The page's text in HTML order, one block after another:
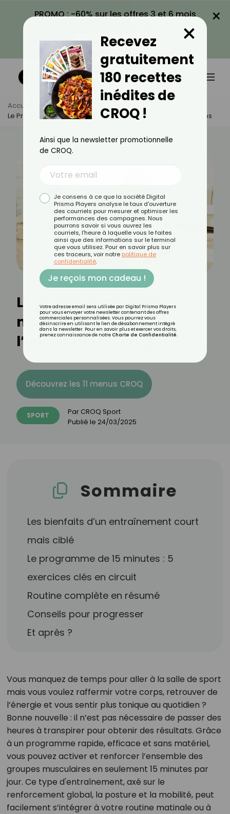
PROMO : -60% sur les offres 3 et 6 mois
VOIR LA PROMO
×
Accueil Actus
Sport
Le Programme De 15 Minutes Qui Tonifie L’ensemble Du Corps
Le programme de 15
minutes qui tonifie
l’ensemble du corps
Découvrez les 11 menus CROQ
SPORT Par CROQ Sport
Publié le 24/03/2025
Sommaire
Les bienfaits d’un entraînement court
mais ciblé
Le programme de 15 minutes : 5
exercices clés en circuit
Routine complète en résumé
Conseils pour progresser
Et après ?
Vous manquez de temps pour aller à la salle de sport
mais vous voulez raffermir votre corps, retrouver de
l’énergie et vous sentir plus tonique au quotidien ?
Bonne nouvelle : il n’est pas nécessaire de passer des
heures à transpirer pour obtenir des résultats. Grâce
à un programme rapide, efficace et sans matériel,
vous pouvez activer et renforcer l’ensemble des
groupes musculaires en seulement 15 minutes par
jour. Ce type d'entraînement, axé sur le
renforcement global, la posture et la mobilité, peut
facilement s’intégrer à votre routine matinale ou à
Recevez
gratuitement
180 recettes
inédites de
CROQ !
×
Ainsi que la newsletter promotionnelle
de CROQ.
Je consens à ce que la société Digital
Prisma Players analyse le taux d'ouverture
des courriels pour mesurer et optimiser les
performances des campagnes. Nous
pourrons savoir si vous ouvrez les
courriels, l'heure à laquelle vous le faites
ainsi que des informations sur le terminal
que vous utilisez. Pour en savoir plus sur
ces traceurs, voir notre politique de
confidentialité.
Je reçois mon cadeau !
Votre adresse email sera utilisée par Digital Prisma Players
pour vous envoyer votre newsletter contenant des offres
commerciales personnalisées. Vous pourrez vous
désinscrire en utilisant le lien de désabonnement intégré
dans la newsletter. Pour en savoir plus et exercer vos droits,
prenez connaissance de notre Charte de Confidentialité.